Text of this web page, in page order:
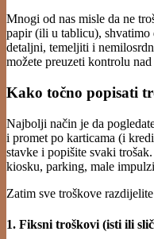
Mnogi od nas misle da ne
papir (ili u tablicu), shvatimo
detaljni, temeljiti i
možete preuzeti kontrolu
Kako točno popisati
Najbolji način je da
i promet po karticama (i
stavke i popišite svaki
kiosku, parking, male
Zatim sve troškove
1. Fiksni troškovi (isti ili